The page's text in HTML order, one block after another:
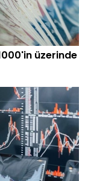
üzerinde